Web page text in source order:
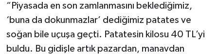
“Piyasada en son zamlanmasını beklediğimiz,
‘buna da dokunmazlar’ dediğimiz patates ve
soğan bile uçuşa geçti. Patatesin kilosu 40 TL’yi
buldu. Bu gidişle artık pazardan, manavdan